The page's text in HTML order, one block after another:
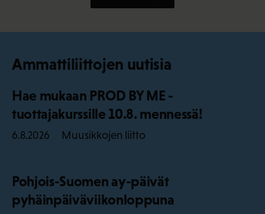
Ammattiliittojen uutisia
Hae mukaan PROD BY ME -
tuottajakurssille 10.8. mennessä!
6.8.2026 Muusikkojen liitto
Pohjois-Suomen ay-päivät
pyhäinpäiväviikonloppuna